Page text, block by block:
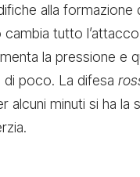
alla
cambia tutto
la pressione e
poco. La difesa
alcuni minuti si ha la